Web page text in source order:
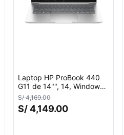
Laptop HP ProBook 440
G11 de 14"", 14, Windows
11 Pro, Intel Core Ultra 5,
16 GB RAM, 512 GB SSD,
A24Z2LT
S/ 4,169.00
S/ 4,149.00